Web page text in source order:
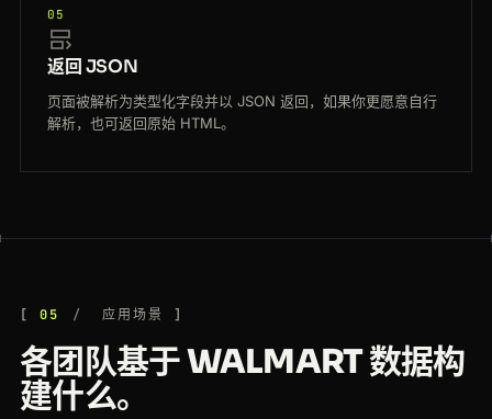
05
返回 JSON
页面被解析为类型化字段并以 JSON 返回，如果你更愿意自行
解析，也可返回原始 HTML。
05 应用场景
各团队基于 WALMART 数据构
建什么。